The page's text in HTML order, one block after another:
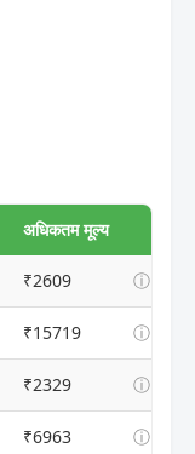
अधिकतम मूल्य
₹2609 ⓘ
₹15719 ⓘ
₹2329 ⓘ
₹6963 ⓘ